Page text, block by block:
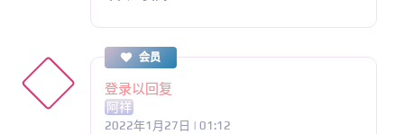
会员
登录以回复
阿祥
2022年1月27日 | 01:12